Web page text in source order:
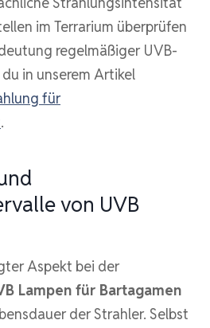
im Terrarium überprüfen
regelmäßiger UVB-
in unserem Artikel
für
.
von UVB
Aspekt bei der
Lampen für Bartagamen
der Strahler. Selbst